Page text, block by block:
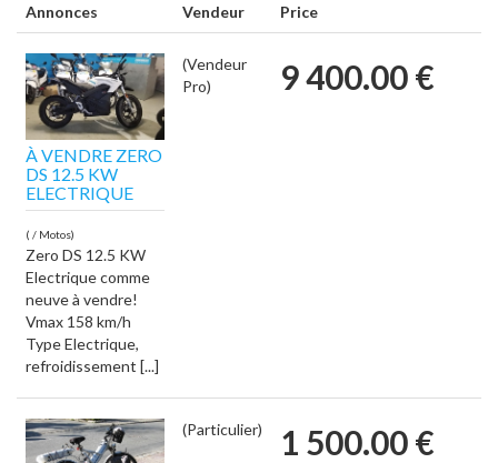
Annonces Vendeur Price
À VENDRE ZERO
DS 12.5 KW
ELECTRIQUE
( / Motos)
Zero DS 12.5 KW
Electrique comme
neuve à vendre!
Vmax 158 km/h
Type Electrique,
refroidissement [...]
(Vendeur
Pro)
9 400.00 €
(Particulier) 1 500.00 €